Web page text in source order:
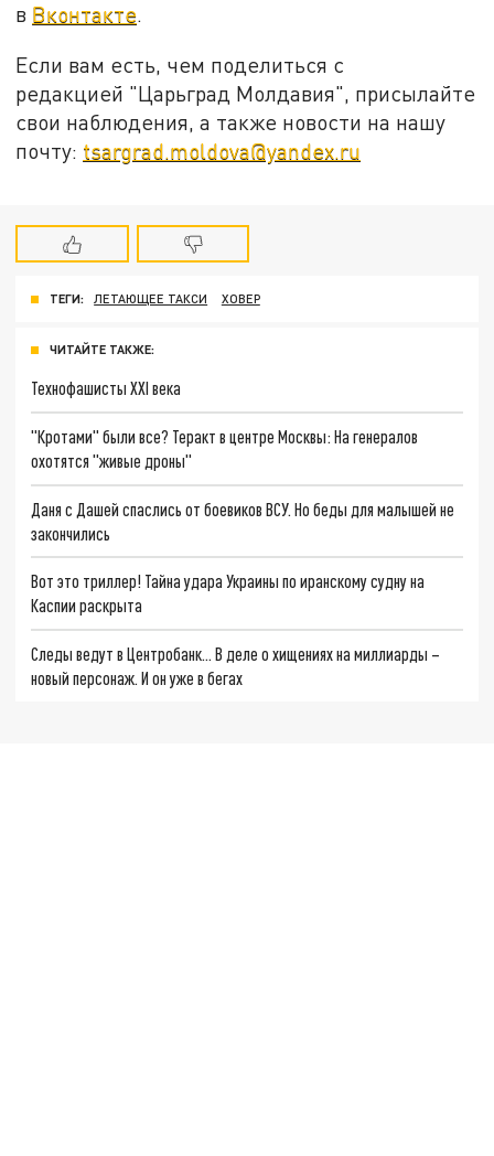
в Вконтакте.
Если вам есть, чем поделиться с
редакцией "Царьград Молдавия", присылайте
свои наблюдения, а также новости на нашу
почту: tsargrad.moldova@yandex.ru
ТЕГИ: ЛЕТАЮЩЕЕ ТАКСИ ХОВЕР
ЧИТАЙТЕ ТАКЖЕ:
Технофашисты XXI века
"Кротами" были все? Теракт в центре Москвы: На генералов
охотятся "живые дроны"
Даня с Дашей спаслись от боевиков ВСУ. Но беды для малышей не
закончились
Вот это триллер! Тайна удара Украины по иранскому судну на
Каспии раскрыта
Следы ведут в Центробанк… В деле о хищениях на миллиарды –
новый персонаж. И он уже в бегах